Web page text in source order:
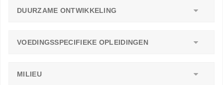
DUURZAME ONTWIKKELING
VOEDINGSSPECIFIEKE OPLEIDINGEN
MILIEU